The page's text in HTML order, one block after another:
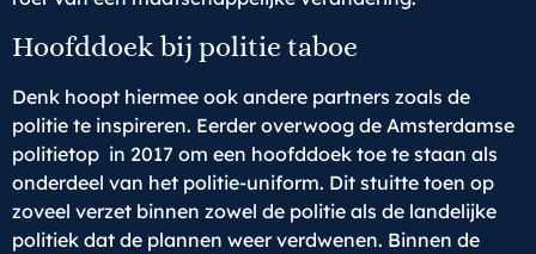
Hoofddoek bij politie taboe
Denk hoopt hiermee ook andere partners zoals de
politie te inspireren. Eerder overwoog de Amsterdamse
politietop in 2017 om een hoofddoek toe te staan als
onderdeel van het politie-uniform. Dit stuitte toen op
zoveel verzet binnen zowel de politie als de landelijke
politiek dat de plannen weer verdwenen. Binnen de